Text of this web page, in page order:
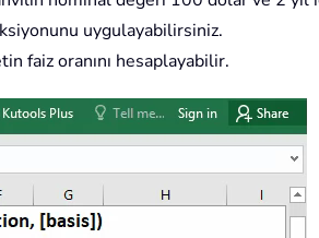
uygulayabilirsiniz.
faiz oranını hesaplayabilir.